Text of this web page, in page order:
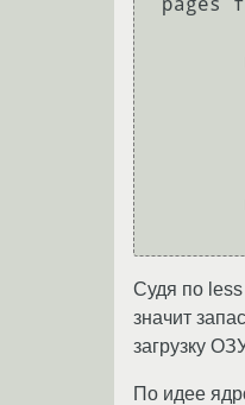
Судя по less
значит
загрузку
По идее